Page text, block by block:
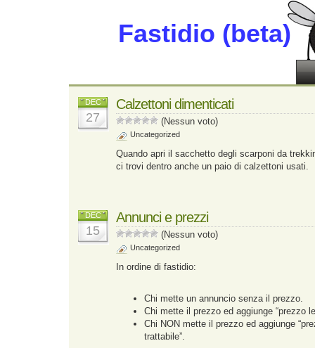
Fastidio (beta)
DEC
27
Calzettoni dimenticati
(Nessun voto)
Uncategorized
Quando apri il sacchetto degli scarponi da
ci trovi dentro anche un paio di calzettoni usati.
DEC
15
Annunci e prezzi
(Nessun voto)
Uncategorized
In ordine di fastidio:
Chi mette un annuncio senza il prezzo.
Chi mette il prezzo ed aggiunge “prezzo
Chi NON mette il prezzo ed aggiunge
trattabile”.